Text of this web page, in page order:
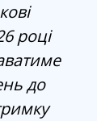
році
до